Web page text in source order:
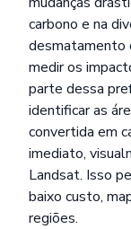
carbono e na
desmatamento
medir os
parte dessa
identificar as
convertida em
imediato,
Landsat. Isso
baixo custo,
regiões.